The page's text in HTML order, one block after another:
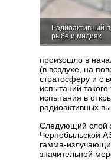
Радиоактивный
рыбе и мидиях
произошло в
(в воздухе, на
стратосферу и с
испытаний
испытания в
радиоактивных
Следующий слой
Чернобыльской
гамма-
значительной